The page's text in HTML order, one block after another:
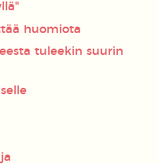
huomiota
tuleekin suurin